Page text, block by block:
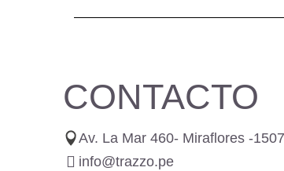
CONTACTO
Av. La Mar 460- Miraflores -
info@trazzo.pe